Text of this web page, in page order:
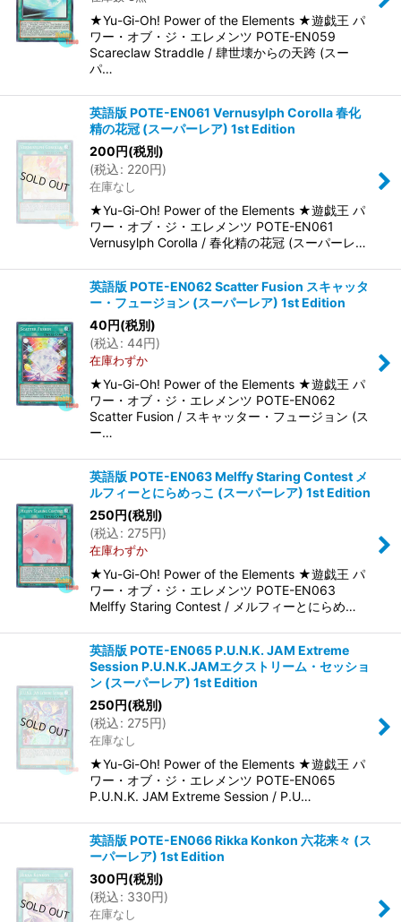
★Yu-Gi-Oh! Power of the Elements ★遊戯王 パ
ワー・オブ・ジ・エレメンツ POTE-EN059
Scareclaw Straddle / 肆世壊からの天跨 (スー
パ…
英語版 POTE-EN061 Vernusylph Corolla 春化
精の花冠 (スーパーレア) 1st Edition
200円(税別)
(税込: 220円)
在庫なし
★Yu-Gi-Oh! Power of the Elements ★遊戯王 パ
ワー・オブ・ジ・エレメンツ POTE-EN061
Vernusylph Corolla / 春化精の花冠 (スーパーレ…
英語版 POTE-EN062 Scatter Fusion スキャッタ
ー・フュージョン (スーパーレア) 1st Edition
40円(税別)
(税込: 44円)
在庫わずか
★Yu-Gi-Oh! Power of the Elements ★遊戯王 パ
ワー・オブ・ジ・エレメンツ POTE-EN062
Scatter Fusion / スキャッター・フュージョン (ス
ー…
英語版 POTE-EN063 Melffy Staring Contest メ
ルフィーとにらめっこ (スーパーレア) 1st Edition
250円(税別)
(税込: 275円)
在庫わずか
★Yu-Gi-Oh! Power of the Elements ★遊戯王 パ
ワー・オブ・ジ・エレメンツ POTE-EN063
Melffy Staring Contest / メルフィーとにらめ…
英語版 POTE-EN065 P.U.N.K. JAM Extreme
Session P.U.N.K.JAMエクストリーム・セッショ
ン (スーパーレア) 1st Edition
250円(税別)
(税込: 275円)
在庫なし
★Yu-Gi-Oh! Power of the Elements ★遊戯王 パ
ワー・オブ・ジ・エレメンツ POTE-EN065
P.U.N.K. JAM Extreme Session / P.U…
英語版 POTE-EN066 Rikka Konkon 六花来々 (ス
ーパーレア) 1st Edition
300円(税別)
(税込: 330円)
在庫なし